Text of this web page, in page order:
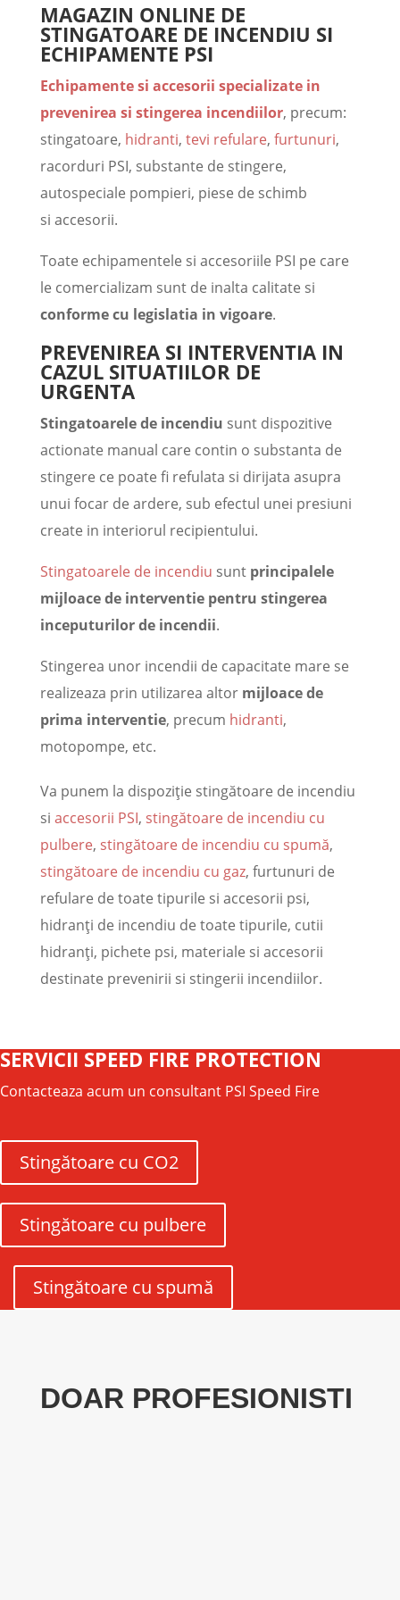
MAGAZIN ONLINE DE
STINGATOARE DE INCENDIU SI
ECHIPAMENTE PSI
Echipamente si accesorii specializate in
prevenirea si stingerea incendiilor, precum:
stingatoare, hidranti, tevi refulare, furtunuri,
racorduri PSI, substante de stingere,
autospeciale pompieri, piese de schimb
si accesorii.
Toate echipamentele si accesoriile PSI pe care
le comercializam sunt de inalta calitate si
conforme cu legislatia in vigoare.
PREVENIREA SI INTERVENTIA IN
CAZUL SITUATIILOR DE
URGENTA
Stingatoarele de incendiu sunt dispozitive
actionate manual care contin o substanta de
stingere ce poate fi refulata si dirijata asupra
unui focar de ardere, sub efectul unei presiuni
create in interiorul recipientului.
Stingatoarele de incendiu sunt principalele
mijloace de interventie pentru stingerea
inceputurilor de incendii.
Stingerea unor incendii de capacitate mare se
realizeaza prin utilizarea altor mijloace de
prima interventie, precum hidranti,
motopompe, etc.
Va punem la dispoziţie stingătoare de incendiu
si accesorii PSI, stingătoare de incendiu cu
pulbere, stingătoare de incendiu cu spumă,
stingătoare de incendiu cu gaz, furtunuri de
refulare de toate tipurile si accesorii psi,
hidranţi de incendiu de toate tipurile, cutii
hidranţi, pichete psi, materiale si accesorii
destinate prevenirii si stingerii incendiilor.
SERVICII SPEED FIRE PROTECTION
Contacteaza acum un consultant PSI Speed Fire
Stingătoare cu CO2
Stingătoare cu pulbere
Stingătoare cu spumă
DOAR PROFESIONISTI